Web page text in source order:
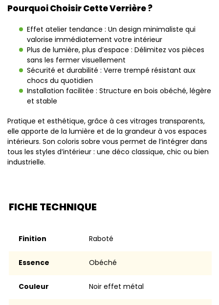
Pourquoi Choisir Cette Verrière ?
Effet atelier tendance : Un design minimaliste qui
valorise immédiatement votre intérieur
Plus de lumière, plus d’espace : Délimitez vos pièces
sans les fermer visuellement
Sécurité et durabilité : Verre trempé résistant aux
chocs du quotidien
Installation facilitée : Structure en bois obéché, légère
et stable
Pratique et esthétique, grâce à ces vitrages transparents,
elle apporte de la lumière et de la grandeur à vos espaces
intérieurs. Son coloris sobre vous permet de l’intégrer dans
tous les styles d’intérieur : une déco classique, chic ou bien
industrielle.
FICHE TECHNIQUE
Finition Raboté
Essence Obéché
Couleur Noir effet métal